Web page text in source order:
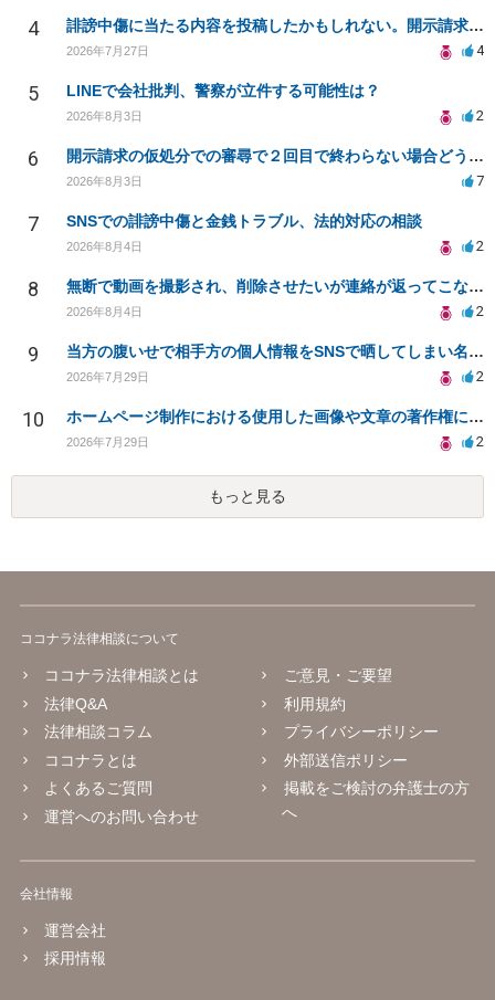
4 誹謗中傷に当たる内容を投稿したかもしれない。開示請求や民事刑事裁判に発展しうるのか教えて欲しい。
2026年7月27日 4
5 LINEで会社批判、警察が立件する可能性は？
2026年8月3日 2
6 開示請求の仮処分での審尋で２回目で終わらない場合どうしたらいいですか
2026年8月3日 7
7 SNSでの誹謗中傷と金銭トラブル、法的対応の相談
2026年8月4日 2
8 無断で動画を撮影され、削除させたいが連絡が返ってこない。
2026年8月4日 2
9 当方の腹いせで相手方の個人情報をSNSで晒してしまい名誉毀損させてしまったかもしれない
2026年7月29日 2
10 ホームページ制作における使用した画像や文章の著作権について
2026年7月29日 2
もっと見る
ココナラ法律相談について
ココナラ法律相談とは
法律Q&A
法律相談コラム
ココナラとは
よくあるご質問
運営へのお問い合わせ
ご意見・ご要望
利用規約
プライバシーポリシー
外部送信ポリシー
掲載をご検討の弁護士の方
へ
会社情報
運営会社
採用情報